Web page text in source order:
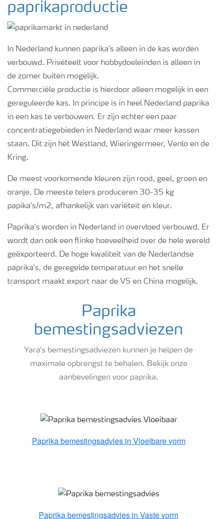
paprikaproductie
In Nederland kunnen paprika's alleen in de kas worden
verbouwd. Privéteelt voor hobbydoeleinden is alleen in
de zomer buiten mogelijk.
Commerciële productie is hierdoor alleen mogelijk in een
gereguleerde kas. In principe is in heel Nederland paprika
in een kas te verbouwen. Er zijn echter een paar
concentratiegebieden in Nederland waar meer kassen
staan. Dit zijn het Westland, Wieringermeer, Venlo en de
Kring.
De meest voorkomende kleuren zijn rood, geel, groen en
oranje. De meeste telers produceren 30-35 kg
papika's/m2, afhankelijk van variëteit en kleur.
Paprika's worden in Nederland in overvloed verbouwd. Er
wordt dan ook een flinke hoeveelheid over de hele wereld
geëxporteerd. De hoge kwaliteit van de Nederlandse
paprika's, de geregelde temperatuur en het snelle
transport maakt export naar de VS en China mogelijk.
Paprika
bemestingsadviezen
Yara's bemestingsadviezen kunnen je helpen de
maximale opbrengst te behalen. Bekijk onze
aanbevelingen voor paprika.
Paprika bemestingsadvies
Paprika bemestingsadvies in Vloeibare vorm
Paprika bemestingsadvies in Vaste vorm